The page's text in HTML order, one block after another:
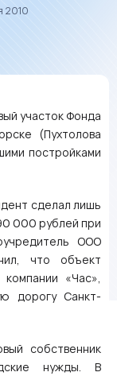
2010
участок Фонда
(Пухтолова
постройками
сделал лишь
000 рублей при
ООО
что объект
«Час»,
дорогу Санкт-
собственник
нужды. В